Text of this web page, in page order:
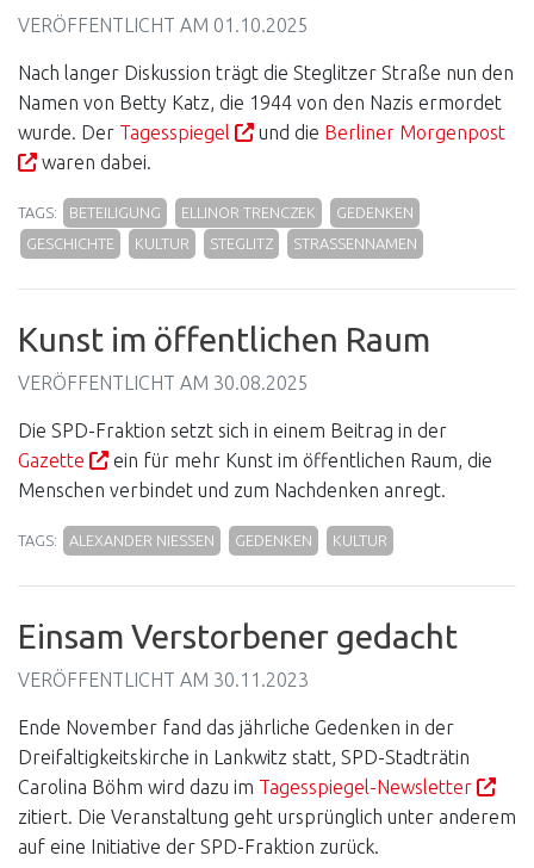
VERÖFFENTLICHT AM 01.10.2025
Nach langer Diskussion trägt die Steglitzer Straße nun den
Namen von Betty Katz, die 1944 von den Nazis ermordet
wurde. Der Tagesspiegel und die Berliner Morgenpost
waren dabei.
TAGS: BETEILIGUNG ELLINOR TRENCZEK
GEDENKEN
GESCHICHTE
KULTUR STEGLITZ STRASSENNAMEN
Kunst im öffentlichen Raum
VERÖFFENTLICHT AM 30.08.2025
Die SPD-Fraktion setzt sich in einem Beitrag in der
Gazette
ein für mehr Kunst im öffentlichen Raum, die
Menschen verbindet und zum Nachdenken anregt.
TAGS: ALEXANDER NIESSEN GEDENKEN KULTUR
Einsam Verstorbener gedacht
VERÖFFENTLICHT AM 30.11.2023
Ende November fand das jährliche Gedenken in der
Dreifaltigkeitskirche in Lankwitz statt, SPD-Stadträtin
Carolina Böhm wird dazu im Tagesspiegel-Newsletter
zitiert. Die Veranstaltung geht ursprünglich unter anderem
auf eine Initiative der SPD-Fraktion zurück.